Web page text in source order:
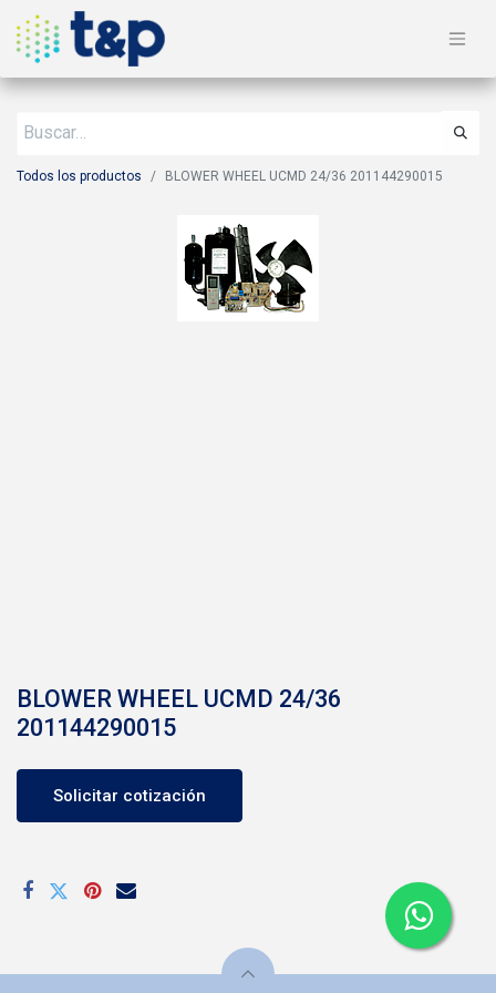
Todos los productos BLOWER WHEEL UCMD 24/36 201144290015
BLOWER WHEEL UCMD 24/36
201144290015
Solicitar cotización